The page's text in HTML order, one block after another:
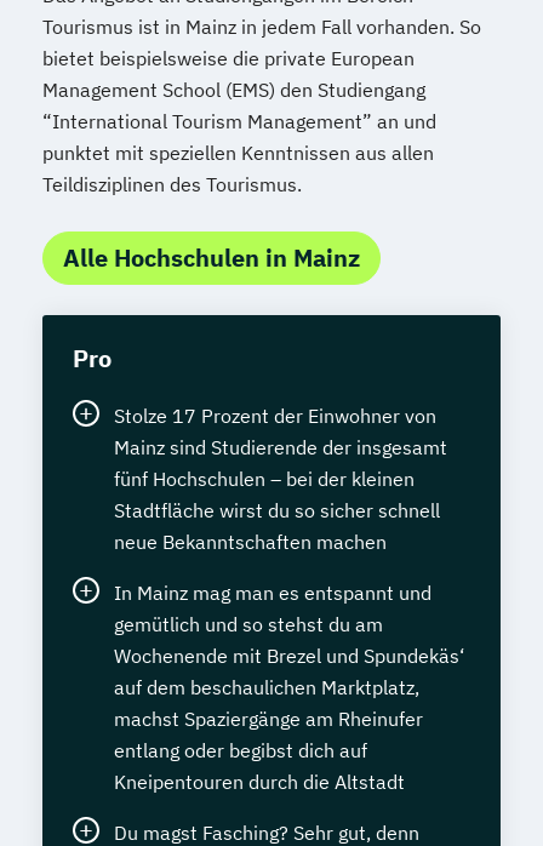
Tourismus ist in Mainz in jedem Fall vorhanden. So
bietet beispielsweise die private European
Management School (EMS) den Studiengang
“International Tourism Management” an und
punktet mit speziellen Kenntnissen aus allen
Teildisziplinen des Tourismus.
Alle Hochschulen in Mainz
Pro
Stolze 17 Prozent der Einwohner von
Mainz sind Studierende der insgesamt
fünf Hochschulen – bei der kleinen
Stadtfläche wirst du so sicher schnell
neue Bekanntschaften machen
In Mainz mag man es entspannt und
gemütlich und so stehst du am
Wochenende mit Brezel und Spundekäs‘
auf dem beschaulichen Marktplatz,
machst Spaziergänge am Rheinufer
entlang oder begibst dich auf
Kneipentouren durch die Altstadt
Du magst Fasching? Sehr gut, denn